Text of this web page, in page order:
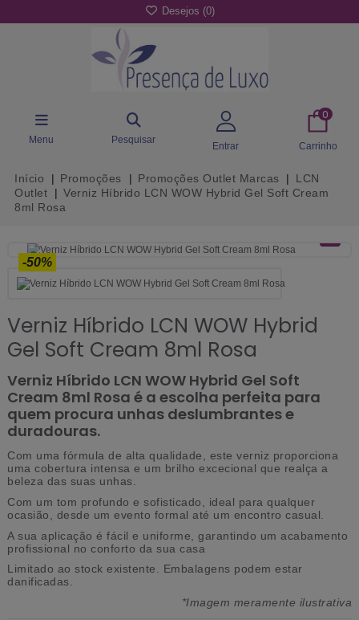
Desejos (0)
Menu Pesquisar
Entrar
0
Carrinho
Início Promoções Promoções Outlet Marcas
LCN
Outlet
Verniz Híbrido LCN WOW Hybrid Gel Soft Cream
8ml Rosa
-50%
Verniz Híbrido LCN WOW Hybrid
Gel Soft Cream 8ml Rosa
Verniz Híbrido LCN WOW Hybrid Gel Soft
Cream 8ml Rosa é a escolha perfeita para
quem procura unhas deslumbrantes e
duradouras.
Com uma fórmula de alta qualidade, este verniz proporciona
uma cobertura intensa e um brilho excecional que realça a
beleza das suas unhas.
Com um tom profundo e sofisticado, ideal para qualquer
ocasião, desde um evento formal até um encontro casual.
A sua aplicação é fácil e uniforme, garantindo um acabamento
profissional no conforto da sua casa
Limitado ao stock existente. Embalagens podem estar
danificadas.
*Imagem meramente ilustrativa